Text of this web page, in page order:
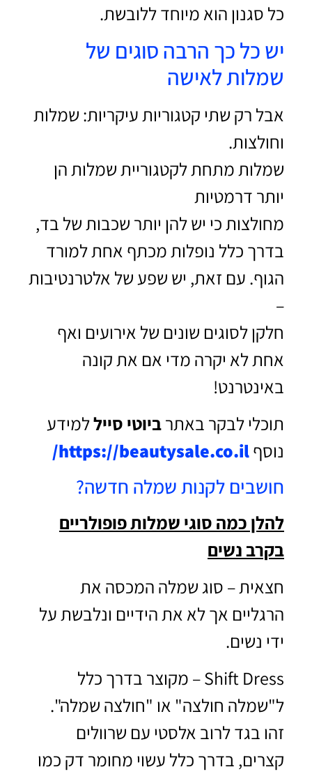
כל סגנון הוא מיוחד ללובשת.
יש כל כך הרבה סוגים של
שמלות לאישה
אבל רק שתי קטגוריות עיקריות: שמלות
וחולצות.
שמלות מתחת לקטגוריית שמלות הן
יותר דרמטיות
מחולצות כי יש להן יותר שכבות של בד,
בדרך כלל נופלות מכתף אחת למורד
הגוף. עם זאת, יש שפע של אלטרנטיבות
–
חלקן לסוגים שונים של אירועים ואף
אחת לא יקרה מדי אם את קונה
באינטרנט!
תוכלי לבקר באתרביוטי סייללמידע
נוסףhttps://beautysale.co.il/
חושבים לקנות שמלה חדשה?
להלן כמה סוגי שמלות פופולריים
בקרב נשים
חצאית – סוג שמלה המכסה את
הרגליים אך לא את הידיים ונלבשת על
ידי נשים.
Shift Dress – מקוצר בדרך כלל
ל"שמלה חולצה" או "חולצה שמלה".
זהו בגד לרוב אלסטי עם שרוולים
קצרים, בדרך כלל עשוי מחומר דק כמו